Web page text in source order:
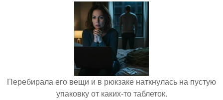
Перебирала его вещи и в рюкзаке наткнулась на пустую
упаковку от каких-то таблеток.